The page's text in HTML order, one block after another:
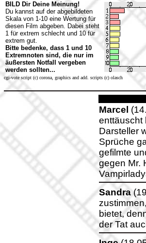
BILD Dir Deine Meinung!
Du kannst auf der abgebildeten
Skala von 1-10 eine Wertung für
diesen Film abgeben. Dabei steht
1 für extrem schlecht und 10 für
extrem gut.
Bitte bedenke, dass 1 und 10
Extremnoten sind, die nur im
äußersten Notfall vergeben
werden sollten...
cgi-vote script (c) corona, graphics and add. scripts (c) olasch
Marcel
enttäuscht
Darsteller
Sprüche
gefilmte
gegen Mr.
Sandra
bietet,
der Tat